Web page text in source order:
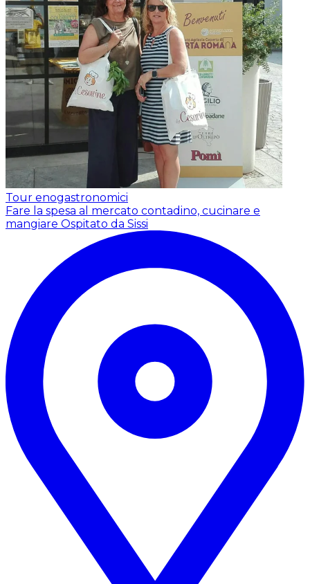
Tour enogastronomici
Fare la spesa al mercato contadino, cucinare e
mangiare Ospitato da Sissi